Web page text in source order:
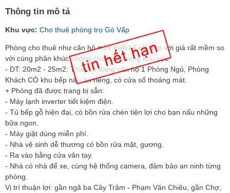
Thông tin mô tả
Khu vực: Cho thuê phòng trọ Gò Vấp
Phòng cho thuê như căn hộ mini thiết kế rất đẹp với giá rất mềm so
với cùng phân khúc phòng cho thuê trong khu vực.
- DT: 20m2 - 25m2: Thiết kế dạng căn hộ 1 Phòng Ngủ, Phòng
Khách CÓ khu bếp nấu ăn riêng, có cửa sổ thoáng mát.
+ Phòng đã được trang bị sẵn:
- Máy lạnh inverter tiết kiệm điện.
- Tủ bếp gỗ hiện đại, có bồn rửa chén tiện lợi cho bạn nấu những
bữa ngon.
- Máy giặt dùng miễn phí.
- Nhà vệ sinh dễ thương có bồn rửa mặt, gương.
- Ra vào bằng cửa vân tay.
- Nhà có nhà để xe, cùng hệ thống camera, đảm bảo an ninh từng
phòng.
Vị trí thuận lợi: gần ngã ba Cây Trâm - Phạm Văn Chiêu, gần Chợ,